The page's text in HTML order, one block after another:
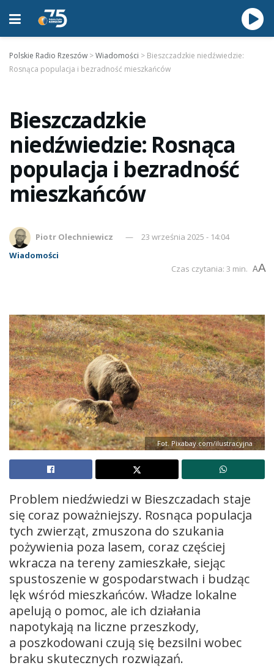
Polskie Radio Rzeszów >Wiadomości > Bieszczadzkie niedźwiedzie:
Rosnąca populacja i bezradność mieszkańców
Bieszczadzkie
niedźwiedzie: Rosnąca
populacja i bezradność
mieszkańców
Piotr Olechniewicz
23 września 2025 - 14:04
Wiadomości
Czas czytania: 3 min. AA
Fot. Pixabay.com/ilustracyjna
Problem niedźwiedzi w Bieszczadach staje
się coraz poważniejszy. Rosnąca populacja
tych zwierząt, zmuszona do szukania
pożywienia poza lasem, coraz częściej
wkracza na tereny zamieszkałe, siejąc
spustoszenie w gospodarstwach i budząc
lęk wśród mieszkańców. Władze lokalne
apelują o pomoc, ale ich działania
napotykają na liczne przeszkody,
a poszkodowani czują się bezsilni wobec
braku skutecznych rozwiązań.